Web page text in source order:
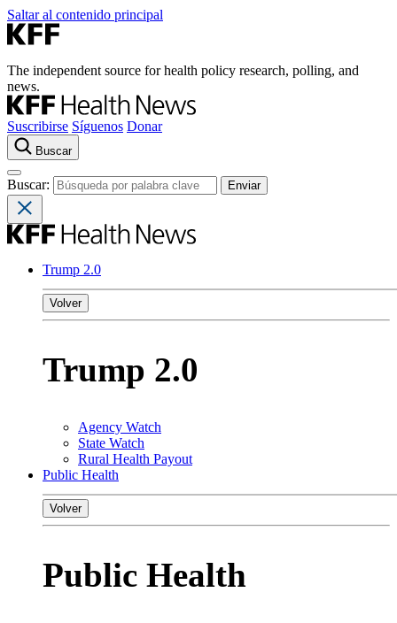
Saltar al contenido principal
The independent source for health policy research, polling, and
news.
Suscribirse Síguenos Donar
Buscar
Buscar:
Trump 2.0
Volver
Trump 2.0
Agency Watch
State Watch
Rural Health Payout
Public Health
Volver
Public Health